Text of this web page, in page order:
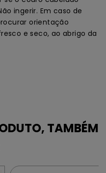
ingerir. Em caso de
orientação
e seco, ao abrigo da